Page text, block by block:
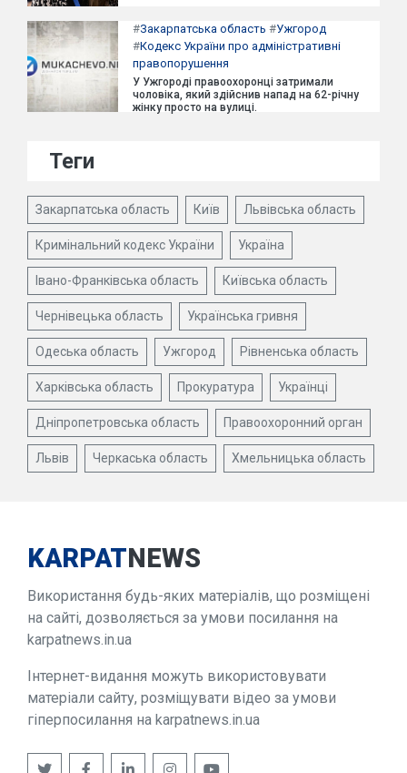
#Закарпатська область #Ужгород
#Кодекс України про адміністративні
правопорушення
У Ужгороді правоохоронці затримали
чоловіка, який здійснив напад на 62-річну
жінку просто на вулиці.
Теги
Закарпатська область Київ Львівська область
Кримінальний кодекс України Україна
Івано-Франківська область Київська область
Чернівецька область Українська гривня
Одеська область Ужгород Рівненська область
Харківська область Прокуратура Українці
Дніпропетровська область Правоохоронний орган
Львів Черкаська область Хмельницька область
KARPATNEWS
Використання будь-яких матеріалів, що розміщені
на сайті, дозволяється за умови посилання на
karpatnews.in.ua
Інтернет-видання можуть використовувати
матеріали сайту, розміщувати відео за умови
гіперпосилання на karpatnews.in.ua